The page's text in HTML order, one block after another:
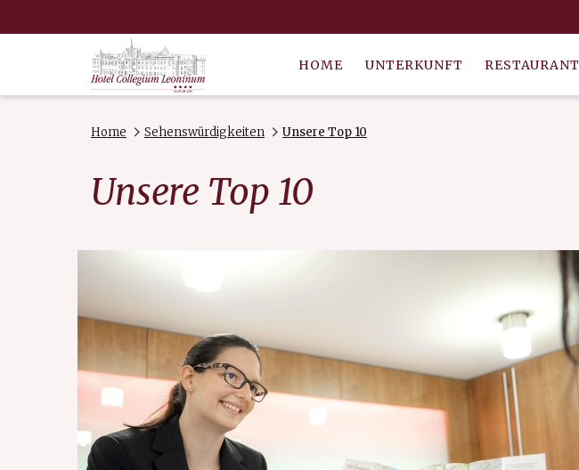
HOME UNTERKUNFT RESTAURANT
Home Sehenswürdigkeiten Unsere Top 10
Unsere Top 10